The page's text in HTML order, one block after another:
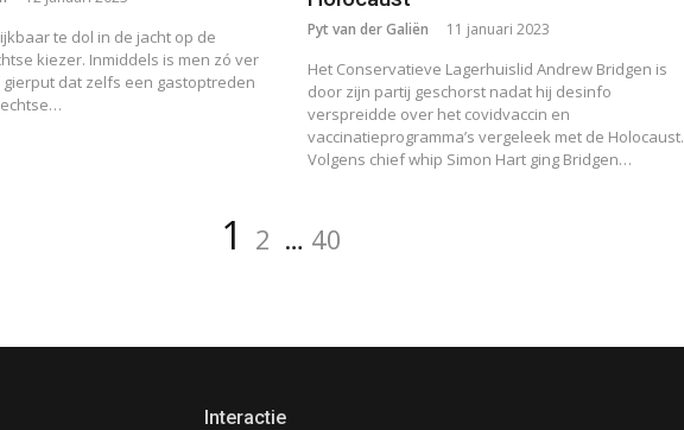
te dol in de jacht op de
kiezer. Inmiddels is men zó ver
dat zelfs een gastoptreden
Pyt van der Galiën 11 januari 2023
Het Conservatieve Lagerhuislid Andrew Bridgen is
door zijn partij geschorst nadat hij desinfo
verspreidde over het covidvaccin en
vaccinatieprogramma’s vergeleek met de Holocaust.
Volgens chief whip Simon Hart ging Bridgen…
Pagina
1 Pagina
2 … Pagina
40
Interactie